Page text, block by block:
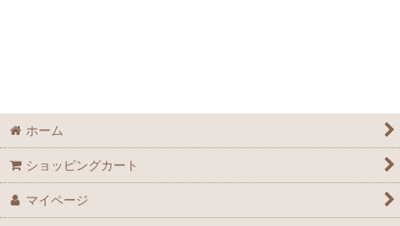
ホーム
ショッピングカート
マイページ